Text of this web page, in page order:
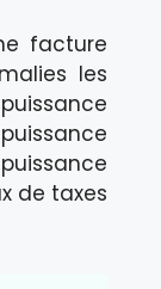
facture
les
de taxes